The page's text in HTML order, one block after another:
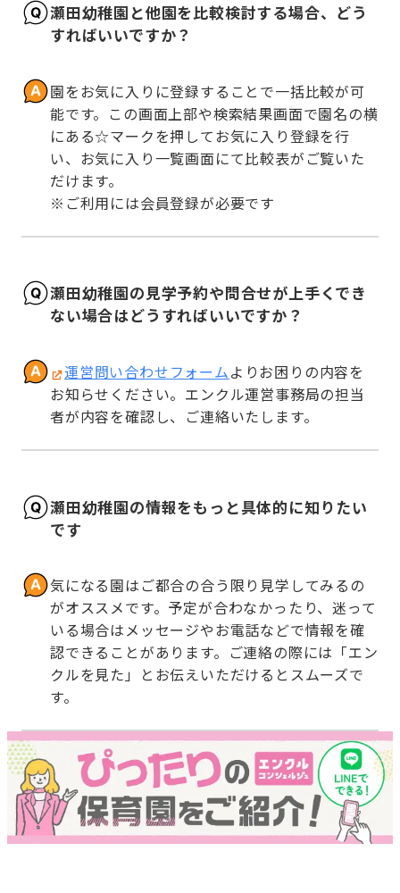
瀬田幼稚園と他園を比較検討する場合、どう
すればいいですか？
園をお気に入りに登録することで一括比較が可
能です。この画面上部や検索結果画面で園名の横
にある☆マークを押してお気に入り登録を行
い、お気に入り一覧画面にて比較表がご覧いた
だけます。
※ご利用には会員登録が必要です
瀬田幼稚園の見学予約や問合せが上手くでき
ない場合はどうすればいいですか？
運営問い合わせフォームよりお困りの内容を
お知らせください。エンクル運営事務局の担当
者が内容を確認し、ご連絡いたします。
瀬田幼稚園の情報をもっと具体的に知りたい
です
気になる園はご都合の合う限り見学してみるの
がオススメです。予定が合わなかったり、迷って
いる場合はメッセージやお電話などで情報を確
認できることがあります。ご連絡の際には「エン
クルを見た」とお伝えいただけるとスムーズで
す。